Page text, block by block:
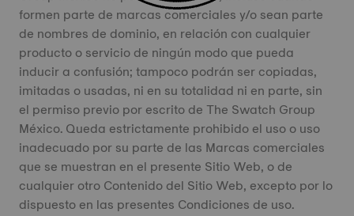
formen parte de marcas comerciales y/o sean parte
de nombres de dominio, en relación con cualquier
producto o servicio de ningún modo que pueda
inducir a confusión; tampoco podrán ser copiadas,
imitadas o usadas, ni en su totalidad ni en parte, sin
el permiso previo por escrito de The Swatch Group
México. Queda estrictamente prohibido el uso o uso
inadecuado por su parte de las Marcas comerciales
que se muestran en el presente Sitio Web, o de
cualquier otro Contenido del Sitio Web, excepto por lo
dispuesto en las presentes Condiciones de uso.